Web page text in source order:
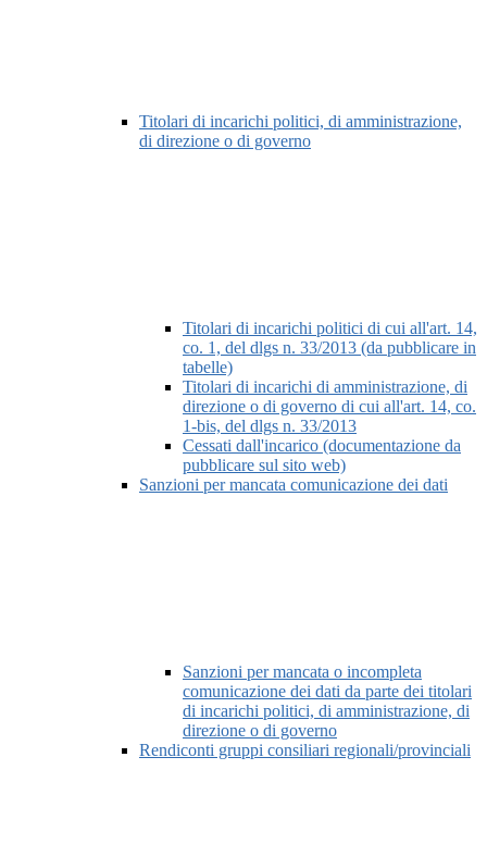
Titolari di incarichi politici, di amministrazione,
di direzione o di governo
Titolari di incarichi politici di cui all'art. 14,
co. 1, del dlgs n. 33/2013 (da pubblicare in
tabelle)
Titolari di incarichi di amministrazione, di
direzione o di governo di cui all'art. 14, co.
1-bis, del dlgs n. 33/2013
Cessati dall'incarico (documentazione da
pubblicare sul sito web)
Sanzioni per mancata comunicazione dei dati
Sanzioni per mancata o incompleta
comunicazione dei dati da parte dei titolari
di incarichi politici, di amministrazione, di
direzione o di governo
Rendiconti gruppi consiliari regionali/provinciali